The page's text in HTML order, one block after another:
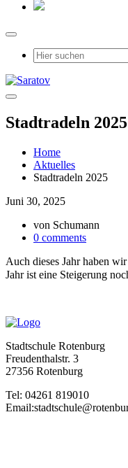
Stadtradeln 2025
Home
Aktuelles
Stadtradeln 2025
Juni 30, 2025
von Schumann
0 comments
Auch dieses Jahr haben
Jahr ist eine Steigerung
Stadtschule Rotenburg
Freudenthalstr. 3
27356 Rotenburg
Tel: 04261 819010